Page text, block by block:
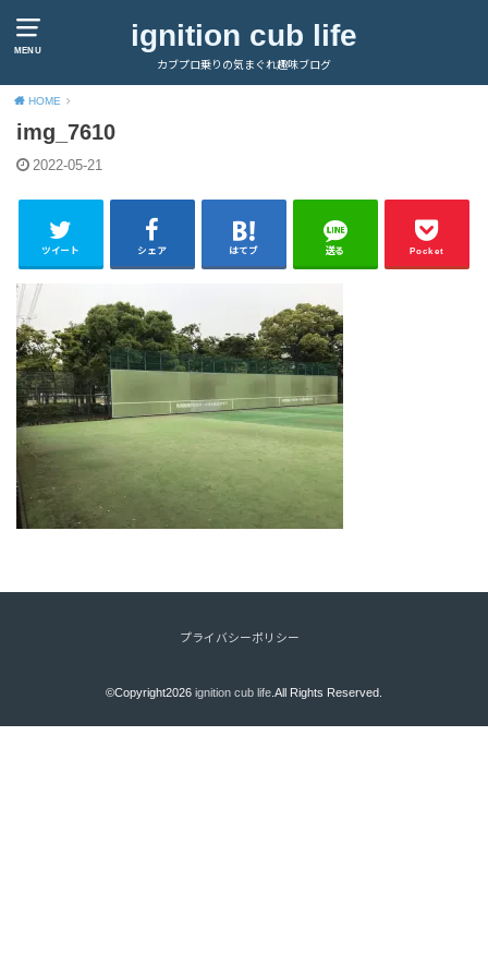
MENU ignition cub life
カブプロ乗りの気まぐれ趣味ブログ
HOME
img_7610
2022-05-21
ツイート シェア はてブ 送る Pocket
プライバシーポリシー
©Copyright2026 ignition cub life.All Rights Reserved.